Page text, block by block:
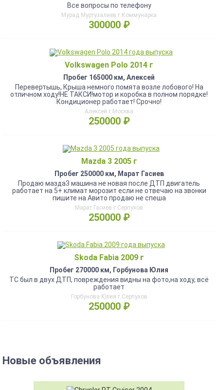
Все вопросы по телефону
Мурад Муртузалиев г.Коммунарка
300000 ₽
Volkswagen Polo 2014 г
Пробег 165000 км, Алексей
Перевертышь, Крыша немного помята возле лобового! На
отличном ходу!НЕ ТАКСИ!мотор и коробка в полном порядке!
Кондиционер работает! Срочно!
Алексей г.Москва
250000 ₽
Mazda 3 2005 г
Пробег 250000 км, Марат Гасиев
Продаю мазда3 машина не новая после ДТП двигатель
работает на 5+ климат морозит если не отвечаю на звонки
пишите на Авито продаю не спеша
Марат Гасиев г.Серпухов
250000 ₽
Skoda Fabia 2009 г
Пробег 270000 км, Горбунова Юлия
ТС был в двух ДТП, повреждения видны на фото,на ходу, всё
работает
Горбунова Юлия г.Серпухов
250000 ₽
Новые объявления